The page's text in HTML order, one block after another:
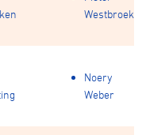
Westbroek
Noery
Weber